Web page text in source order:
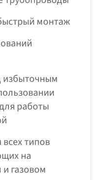
монтаж
избыточным
работы
типов
на
газовом